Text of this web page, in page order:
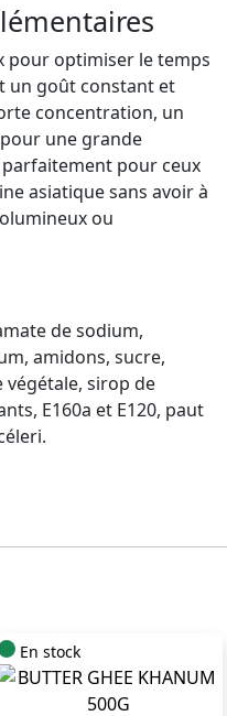
pour optimiser le temps
un goût constant et
concentration, un
une grande
pour ceux
asiatique sans avoir à
ou
de sodium,
amidons, sucre,
sirop de
E160a et E120, paut
En stock